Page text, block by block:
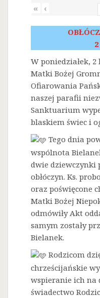
« ‹
W poniedziałek,
Matki Bożej
Ofiarowania
naszej parafii
Sanktuarium
blaskiem świec i
Tego dnia
wspólnota
dwie dziewczynki
obłóczyn. Ks.
oraz poświęcone
Matki Bożej
odmówiły Akt
samym zostały
Bielanek.
Rodzicom
chrześcijańskie
wspieranie ich na
świadectwo